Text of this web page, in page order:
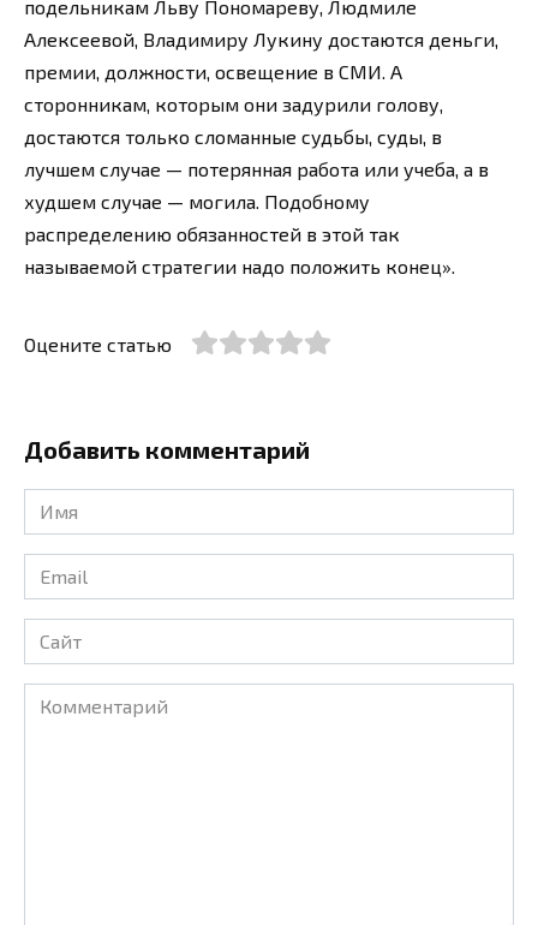
подельникам Льву Пономареву, Людмиле
Алексеевой, Владимиру Лукину достаются деньги,
премии, должности, освещение в СМИ. А
сторонникам, которым они задурили голову,
достаются только сломанные судьбы, суды, в
лучшем случае — потерянная работа или учеба, а в
худшем случае — могила. Подобному
распределению обязанностей в этой так
называемой стратегии надо положить конец».
Оцените статью
Добавить комментарий
Имя
*
Email
*
Сайт
Комментарий